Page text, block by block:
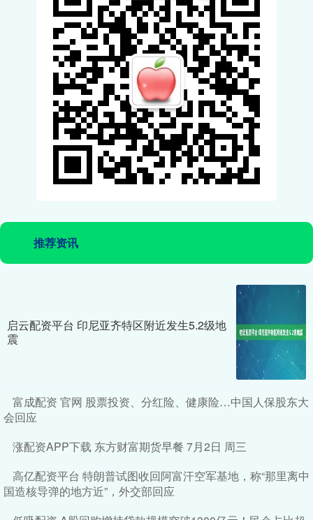
推荐资讯
启云配资平台 印尼亚齐特区附近发生5.2级地
震
富成配资 官网 股票投资、分红险、健康险…中国人保股东大
会回应
涨配资APP下载 东方财富期货早餐 7月2日 周三
高亿配资平台 特朗普试图收回阿富汗空军基地，称“那里离中
国造核导弹的地方近”，外交部回应